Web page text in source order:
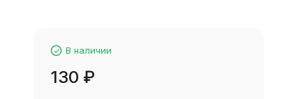
В наличии
130 ₽